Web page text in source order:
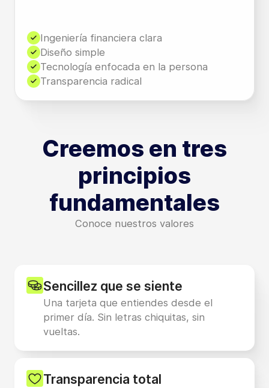
Ingeniería financiera clara
Diseño simple
Tecnología enfocada en la persona
Transparencia radical
Creemos en tres
principios
fundamentales
Conoce nuestros valores
Sencillez que se siente
Una tarjeta que entiendes desde el
primer día. Sin letras chiquitas, sin
vueltas.
Transparencia total